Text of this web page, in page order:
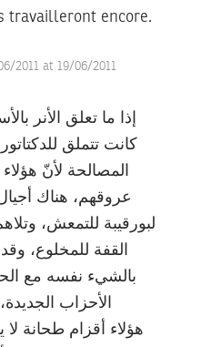
travailleront encore.
2011 at 19/06/2011
إذا ما تعلق الأنر
كانت تتملق
المصالحة لأنّ
عروقهم، هناك
لبورقيبة للتمعش،
القفة للمخلوع،
بالشيء نفسه مع
الأحزاب
هؤلاء أقزام طحانة لا